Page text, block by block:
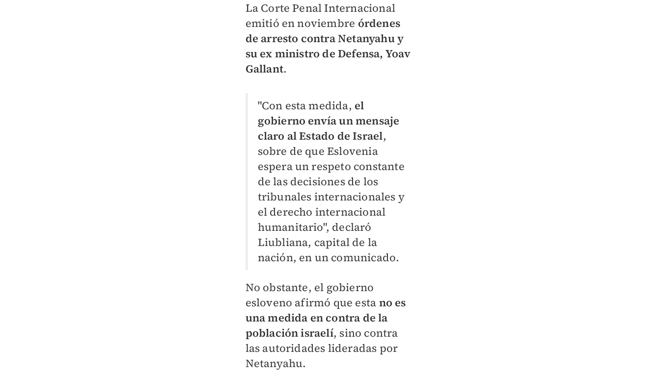
La Corte Penal Internacional
emitió en noviembre órdenes
de arresto contra Netanyahu y
su ex ministro de Defensa, Yoav
Gallant.
"Con esta medida, el
gobierno envía un mensaje
claro al Estado de Israel,
sobre de que Eslovenia
espera un respeto constante
de las decisiones de los
tribunales internacionales y
el derecho internacional
humanitario", declaró
Liubliana, capital de la
nación, en un comunicado.
No obstante, el gobierno
esloveno afirmó que esta no es
una medida en contra de la
población israelí, sino contra
las autoridades lideradas por
Netanyahu.